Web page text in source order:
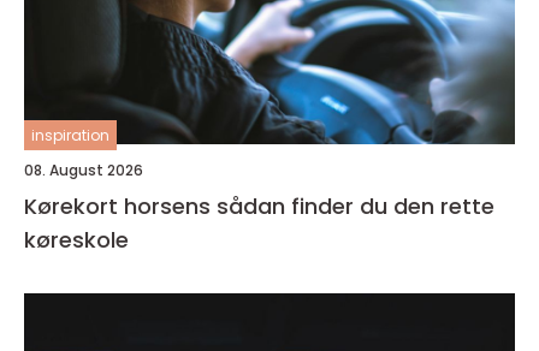
inspiration
08. August 2026
Kørekort horsens sådan finder du den rette
køreskole